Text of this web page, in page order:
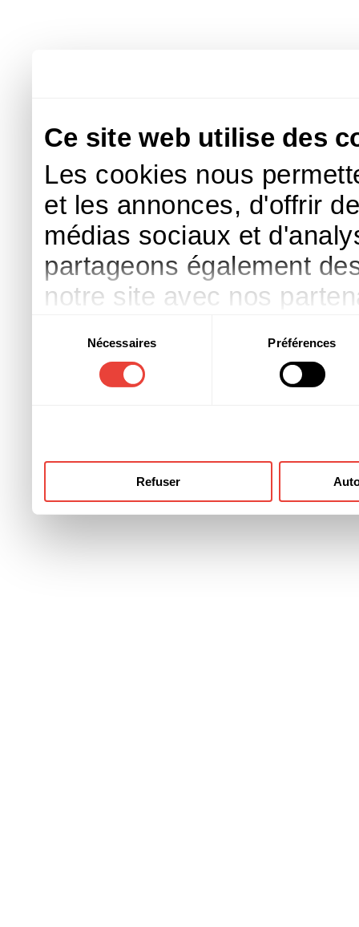
Ce site web utilise des
Les cookies nous
et les annonces, d'offrir
médias sociaux et
partageons également
notre site avec nos
d'autres informations
ont collectées lors de
consentement
Nécessaires Préférences
Refuser